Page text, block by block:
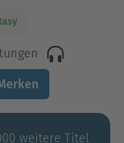
weitere Titel